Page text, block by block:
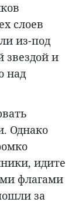
слоев
из-под
звездой и
над
Однако
идите
флагами
за